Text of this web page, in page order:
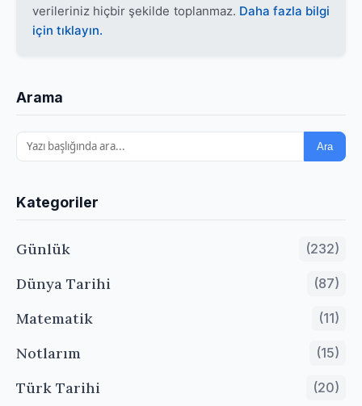
verileriniz hiçbir şekilde toplanmaz. Daha fazla bilgi
için tıklayın.
Arama
Ara
Kategoriler
Günlük (232)
Dünya Tarihi (87)
Matematik (11)
Notlarım (15)
Türk Tarihi (20)